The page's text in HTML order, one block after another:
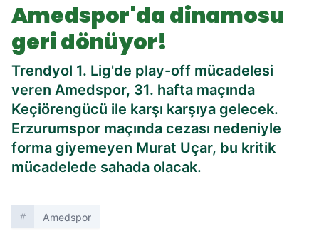
Amedspor'da dinamosu
geri dönüyor!
Trendyol 1. Lig'de play-off mücadelesi
veren Amedspor, 31. hafta maçında
Keçiörengücü ile karşı karşıya gelecek.
Erzurumspor maçında cezası nedeniyle
forma giyemeyen Murat Uçar, bu kritik
mücadelede sahada olacak.
Amedspor